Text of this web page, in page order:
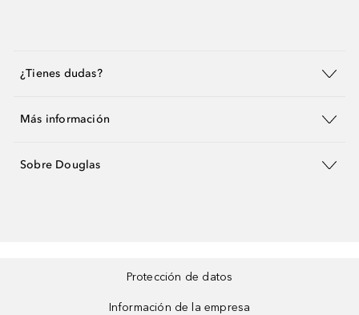
¿Tienes dudas?
Más información
Sobre Douglas
Protección de datos
Información de la empresa